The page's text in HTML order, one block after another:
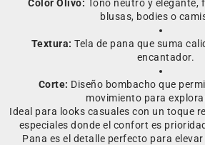
Color Olivo: Tono neutro y elegante,
blusas, bodies o
Textura: Tela de pana que suma
encantador.
Corte: Diseño bombacho que
movimiento para
Ideal para looks casuales con un toque
especiales donde el confort es
Pana es el detalle perfecto para